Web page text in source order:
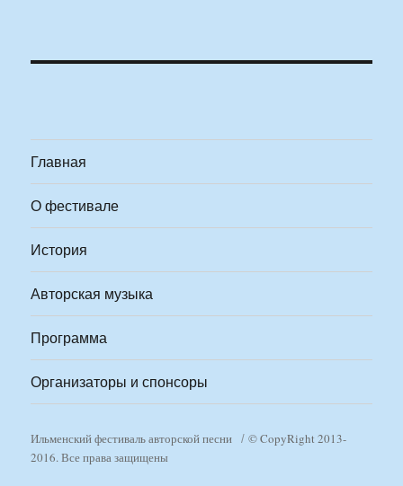
Главная
О фестивале
История
Авторская музыка
Программа
Организаторы и спонсоры
Ильменский фестиваль авторской песни
© CopyRight 2013-
2016. Все права защищены